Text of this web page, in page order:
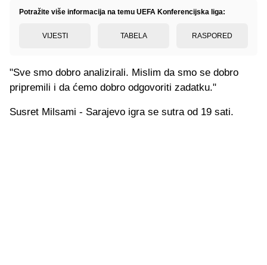
Potražite više informacija na temu UEFA Konferencijska liga:
VIJESTI TABELA RASPORED
"Sve smo dobro analizirali. Mislim da smo se dobro
pripremili i da ćemo dobro odgovoriti zadatku."
Susret Milsami - Sarajevo igra se sutra od 19 sati.